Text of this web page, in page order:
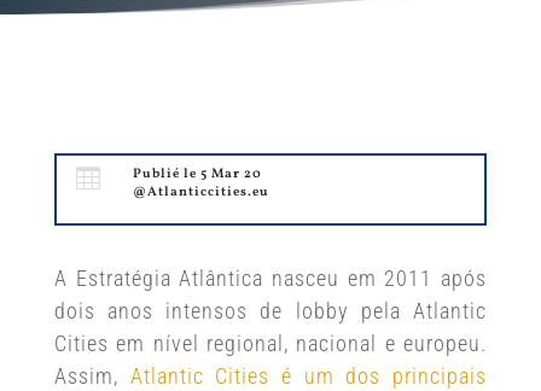

Publié le 5 Mar 20
@Atlanticcities.eu
A Estratégia Atlântica nasceu em 2011 após
dois anos intensos de lobby pela Atlantic
Cities em nível regional, nacional e europeu.
Assim, Atlantic Cities é um dos principais